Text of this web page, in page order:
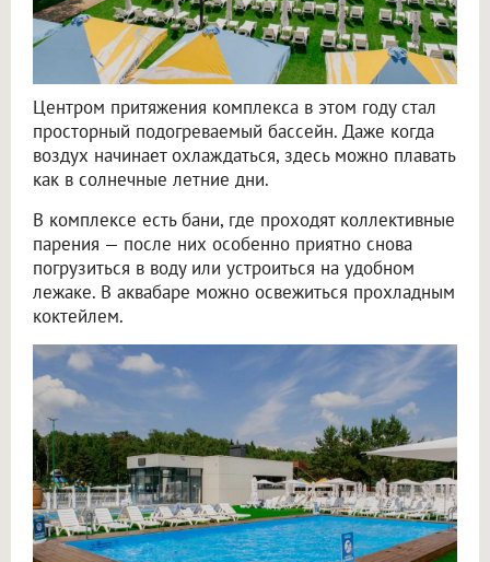
Центром притяжения комплекса в этом году стал
просторный подогреваемый бассейн. Даже когда
воздух начинает охлаждаться, здесь можно плавать
как в солнечные летние дни.
В комплексе есть бани, где проходят коллективные
парения — после них особенно приятно снова
погрузиться в воду или устроиться на удобном
лежаке. В аквабаре можно освежиться прохладным
коктейлем.